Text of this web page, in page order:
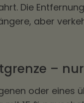
Die
aber
–
oder eines